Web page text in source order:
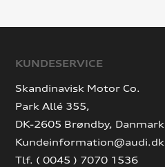
KUNDESERVICE
Skandinavisk Motor Co.
Park Allé 355,
DK-2605 Brøndby, Danmark
Kundeinformation@audi.dk
Tlf. ( 0045 ) 7070 1536